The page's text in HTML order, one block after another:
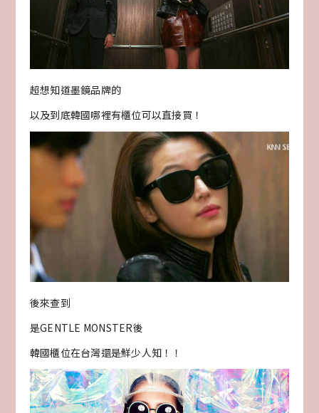
超想知道墨鏡品牌的
以及到底韓國哪裡有櫃位可以直接買！
後來查到
是GENTLE MONSTER後
韓國櫃位在台灣還是鮮少人知！！